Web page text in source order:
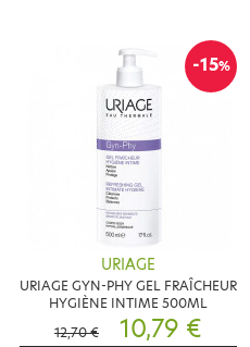
-15%
URIAGE
URIAGE GYN-PHY GEL FRAÎCHEUR
HYGIÈNE INTIME 500ML
12,70 €
10,79 €